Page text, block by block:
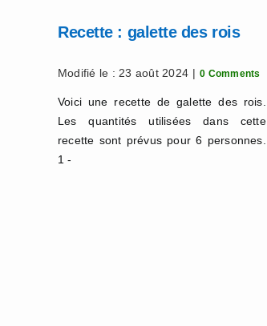
Recette : galette des rois
Modifié le : 23 août 2024 | 0 Comments
Voici une recette de galette des rois.
Les quantités utilisées dans cette
recette sont prévus pour 6 personnes.
1 -